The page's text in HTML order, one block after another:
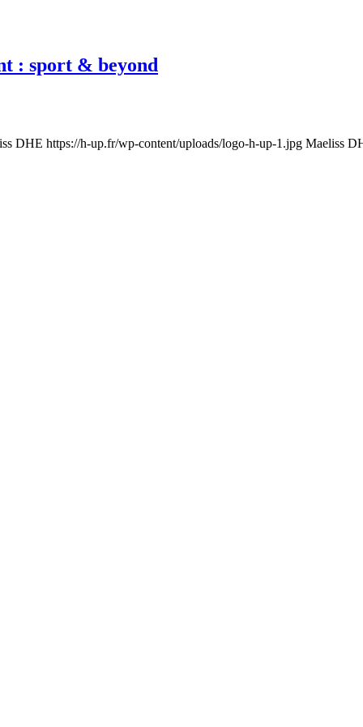
: sport & beyond
DHE https://h-up.fr/wp-content/uploads/logo-h-up-1.jpg Maeliss